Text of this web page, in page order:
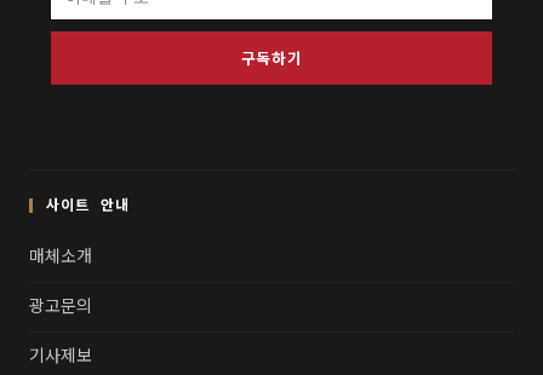
구독하기
사이트 안내
매체소개
광고문의
기사제보